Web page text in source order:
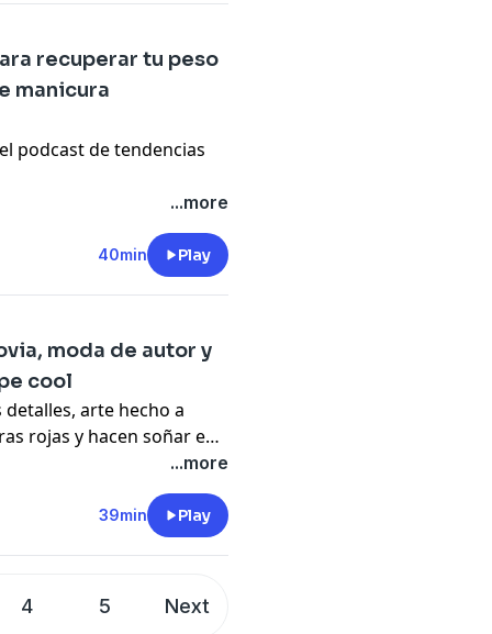
recuperar tu peso
manicura
podcast de tendencias
...more
40min Play
moda de autor y
cool
arte hecho a
rojas y hacen soñar en
cuatro décadas de
para conversar con uno
Laguna. La difusión
ha adquirido una enorme
y diverso acceda a
la moda. Sin embargo,
...more
39min Play
4 5 Next